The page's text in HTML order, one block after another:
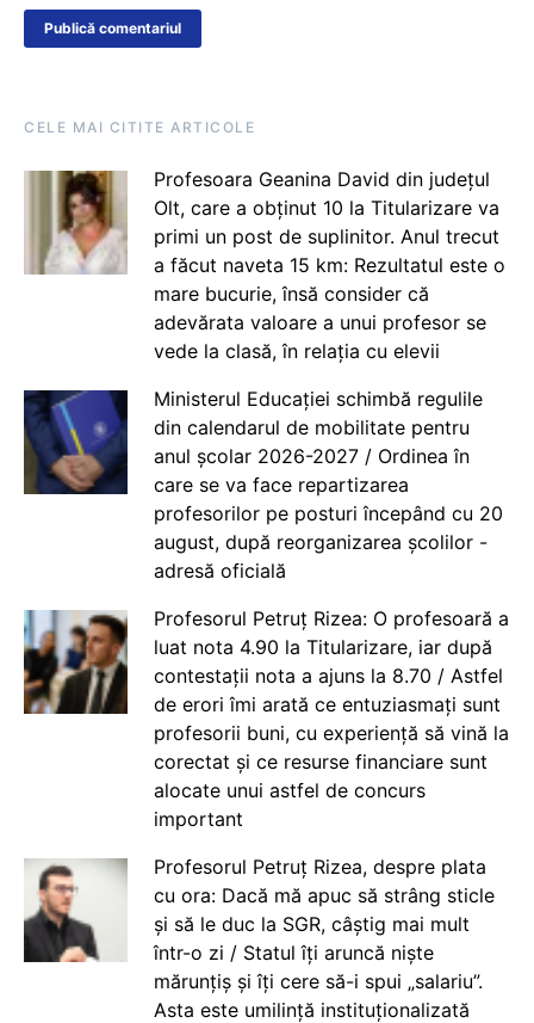
CELE MAI CITITE ARTICOLE
Profesoara Geanina David din județul
Olt, care a obținut 10 la Titularizare va
primi un post de suplinitor. Anul trecut
a făcut naveta 15 km: Rezultatul este o
mare bucurie, însă consider că
adevărata valoare a unui profesor se
vede la clasă, în relația cu elevii
Ministerul Educației schimbă regulile
din calendarul de mobilitate pentru
anul școlar 2026-2027 / Ordinea în
care se va face repartizarea
profesorilor pe posturi începând cu 20
august, după reorganizarea școlilor -
adresă oficială
Profesorul Petruț Rizea: O profesoară a
luat nota 4.90 la Titularizare, iar după
contestații nota a ajuns la 8.70 / Astfel
de erori îmi arată ce entuziasmați sunt
profesorii buni, cu experiență să vină la
corectat și ce resurse financiare sunt
alocate unui astfel de concurs
important
Profesorul Petruț Rizea, despre plata
cu ora: Dacă mă apuc să strâng sticle
și să le duc la SGR, câștig mai mult
într-o zi / Statul îți aruncă niște
mărunțiș și îți cere să-i spui „salariu”.
Asta este umilință instituționalizată